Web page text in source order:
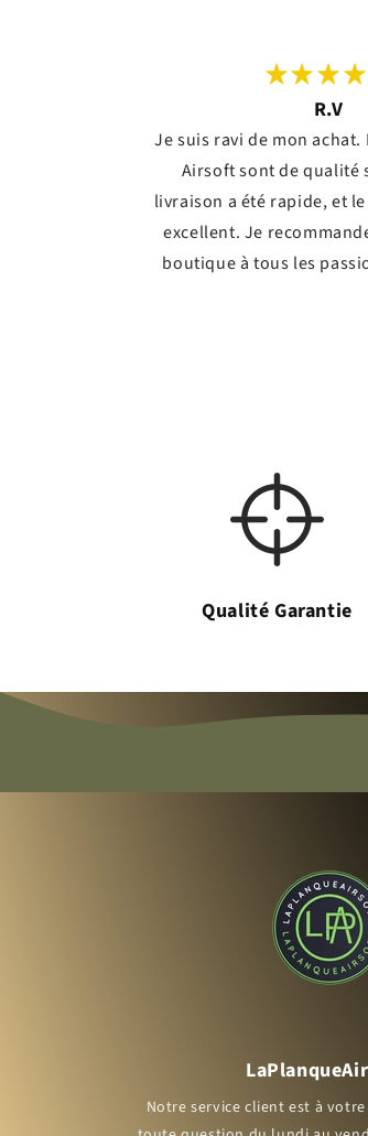
R.V
Je suis ravi de mon
Airsoft sont de qualité
livraison a été rapide, et
excellent. Je
boutique à tous les
Qualité Garantie
Notre service client est à